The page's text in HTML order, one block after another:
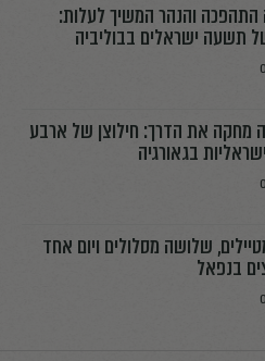
התהפכה והנהר המשיך לעלות:
תשעה ישראלים בבוליביה
מחקה את הדרך: חילוצן של ארבע
בגאורגיה
שלושה מסלולים ויום אחד
בנפאל